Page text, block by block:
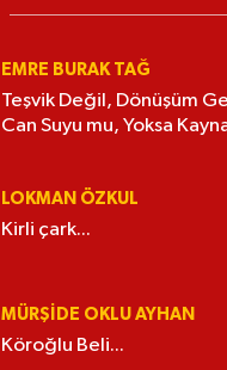
EMRE BURAK TAĞ
Teşvik Değil, Dönüşüm
Can Suyu mu, Yoksa
LOKMAN ÖZKUL
Kirli çark...
MÜRŞIDE OKLU AYHAN
Köroğlu Beli...